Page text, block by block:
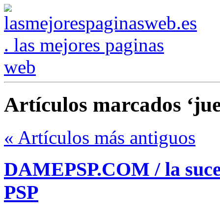
Artículos marcados
« Artículos más antiguos
DAMEPSP.COM / la
PSP